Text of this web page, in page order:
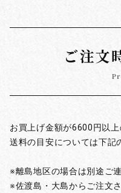
ご注文
お買上げ金額が6600円以
送料の目安については下記
※離島地区の場合は別途ご
※佐渡島・大島からご注文